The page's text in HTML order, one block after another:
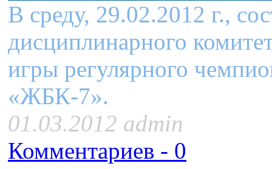
В среду, 29.02.2012 г.,
дисциплинарного
игры регулярного
«ЖБК-7».
01.03.2012 admin
Комментариев - 0